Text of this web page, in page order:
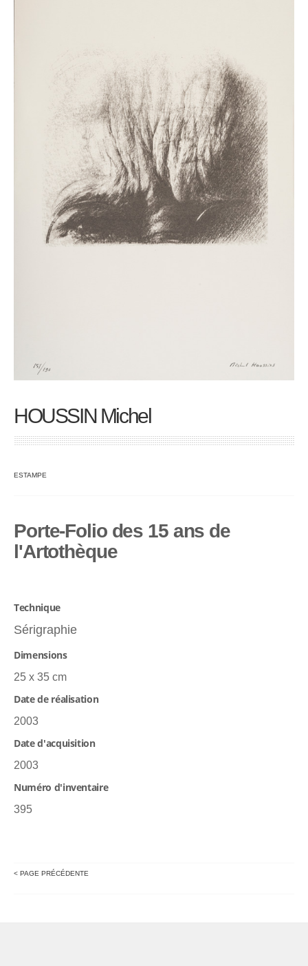
HOUSSIN Michel
ESTAMPE
Porte-Folio des 15 ans de
l'Artothèque
Technique
Sérigraphie
Dimensions
25 x 35 cm
Date de réalisation
2003
Date d'acquisition
2003
Numéro d'inventaire
395
< PAGE PRÉCÉDENTE